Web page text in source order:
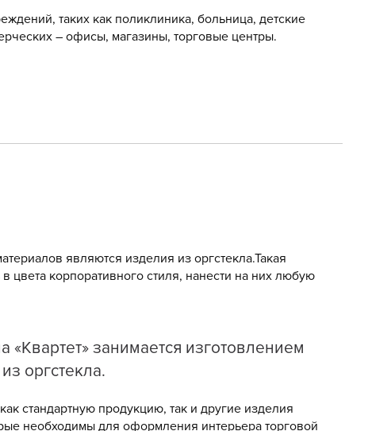
таких как поликлиника, больница, детские
– офисы, магазины, торговые центры.
являются изделия из оргстекла.Такая
корпоративного стиля, нанести на них любую
«Квартет» занимается изготовлением
оргстекла.
стандартную продукцию, так и другие изделия
необходимы для оформления интерьера торговой